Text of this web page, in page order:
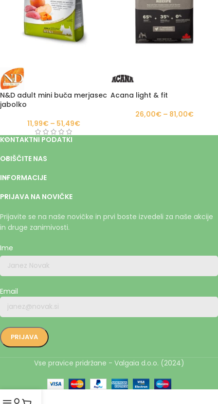
N&D adult mini buča merjasec
jabolko
11,99€ – 51,49€
Acana light & fit
26,00€ – 81,00€
KONTAKTNI PODATKI
OBIŠČITE NAS
INFORMACIJE
PRIJAVA NA NOVIČKE
Prijavite se na naše novičke in prvi boste izvedeli za naše akcije
in druge zanimivosti.
Ime
Email
Vse pravice pridržane - Valgaia d.o.o. (2024)